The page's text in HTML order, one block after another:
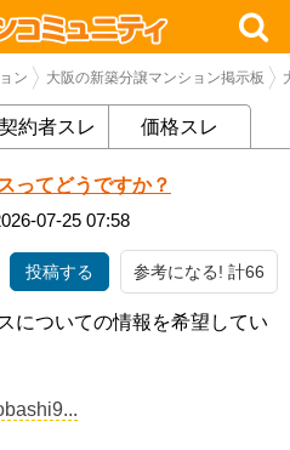
ン 大阪の新築分譲マンション掲示板
約者スレ 価格スレ
ってどうですか？
07-25 07:58
投稿する 参考になる! 計66
についての情報を希望してい